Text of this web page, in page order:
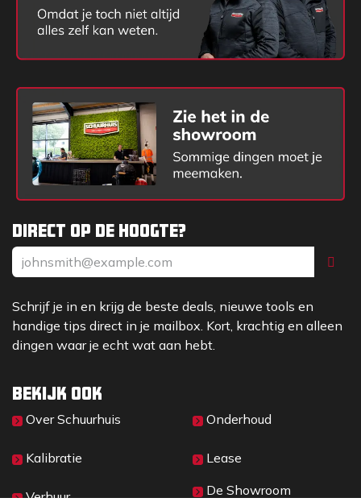
Direct op de hoogte?
Schrijf je in en krijg de beste deals, nieuwe tools en
handige tips direct in je mailbox. Kort, krachtig en alleen
dingen waar je echt wat aan hebt.
Bekijk ook
Over Sc​huurhuis
Kalibratie
Verhuur
Onderhoud
Lease
De Showroom